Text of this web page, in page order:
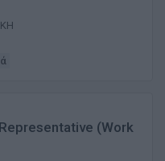
(Work